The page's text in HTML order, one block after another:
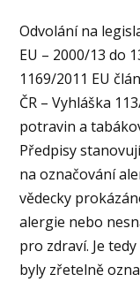
Odvolání na
EU – 2000/13 do
1169/2011 EU
ČR – Vyhláška
potravin a
Předpisy
na označování
vědecky
alergie nebo
pro zdraví. Je
byly zřetelně